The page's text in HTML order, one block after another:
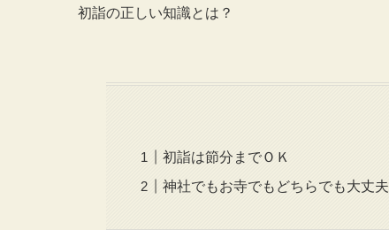
初詣の正しい知識とは？
初詣は節分までＯＫ
神社でもお寺でもどちらでも大丈夫